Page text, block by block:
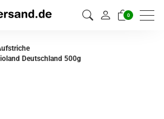
0
Deutschland 500g